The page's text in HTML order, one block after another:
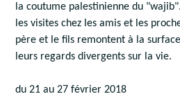
la coutume palestinienne du
les visites chez les amis et les
père et le fils remontent à la
leurs regards divergents sur la vie.
du 21 au 27 février 2018